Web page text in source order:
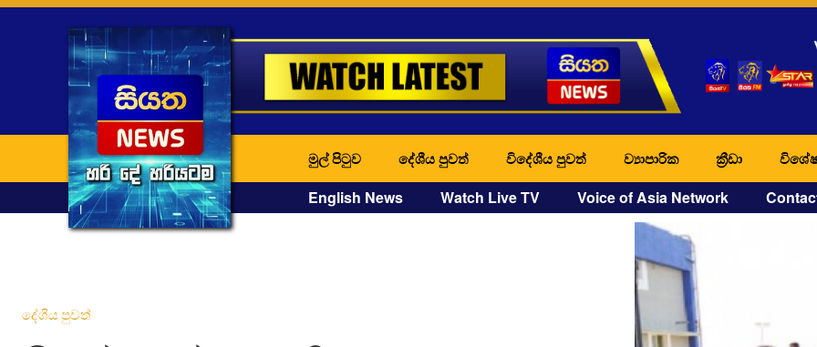
මුල් පිටුව දේශීය පුවත් විදේශීය පුවත් ව්‍යාපාරික ක්‍රීඩා
English News Watch Live TV Voice of Asia Network
දේශීය පුවත්